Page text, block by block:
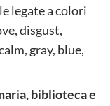
legate a colori
disgust,
gray, blue,
biblioteca e